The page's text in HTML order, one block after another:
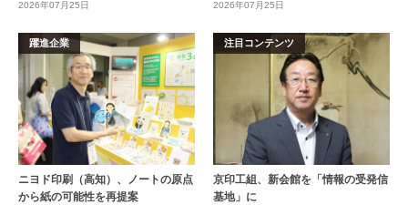
2026年07月25日 2026年07月25日
躍進企業
ニヨド印刷（高知）、ノートの原点
から紙の可能性を再提案
注目コンテンツ
京印工組、新会館を「情報の受発信
基地」に